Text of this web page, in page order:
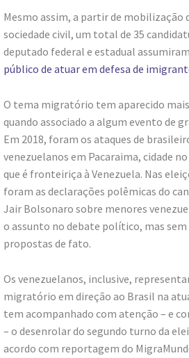
Mesmo assim, a partir de mobilização
sociedade civil, um total de 35
deputado federal e estadual assumiram
público de atuar em defesa de
O tema migratório tem aparecido
quando associado a algum evento de
Em 2018, foram os ataques de
venezuelanos em Pacaraima, cidade
que é fronteiriça à Venezuela. Nas
foram as declarações polêmicas do
Jair Bolsonaro sobre menores
o assunto no debate político, mas sem
propostas de fato.
Os venezuelanos, inclusive,
migratório em direção ao Brasil na
tem acompanhado com atenção – e
– o desenrolar do segundo turno da
acordo com reportagem do